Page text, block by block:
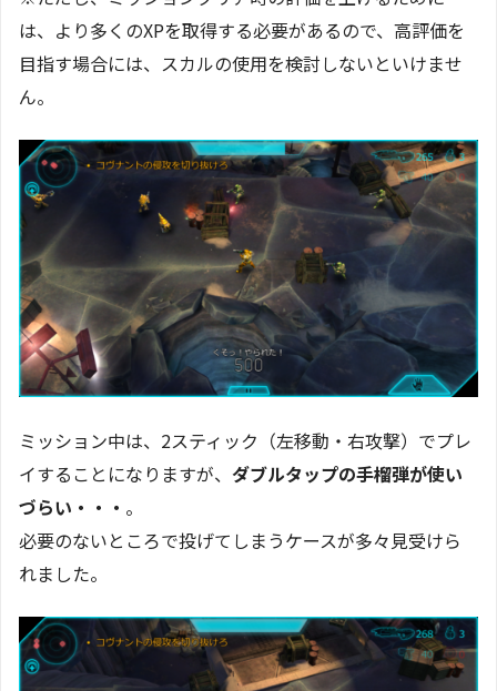
は、より多くのXPを取得する必要があるので、高評価を
目指す場合には、スカルの使用を検討しないといけませ
ん。
ミッション中は、2スティック（左移動・右攻撃）でプレ
イすることになりますが、 ダブルタップの手榴弾が使い
づらい・・・ 。
必要のないところで投げてしまうケースが多々見受けら
れました。